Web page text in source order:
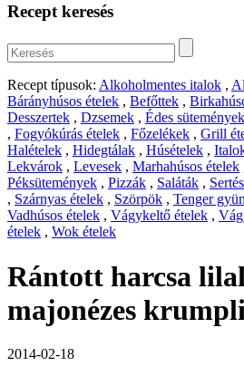
Recept keresés
Recept típusok: Alkoholmentes italok ,
Bárányhúsos ételek , Befőttek ,
Desszertek , Dzsemek , Édes sütemények
, Fogyókúrás ételek , Főzelékek , Grill
Halételek , Hidegtálak , Húsételek ,
Lekvárok , Levesek , Marhahúsos ételek
Péksütemények , Pizzák , Saláták ,
, Szárnyas ételek , Szörpök , Tenger
Vadhúsos ételek , Vágykeltő ételek ,
ételek , Wok ételek
Rántott harcsa
majonézes
2014-02-18